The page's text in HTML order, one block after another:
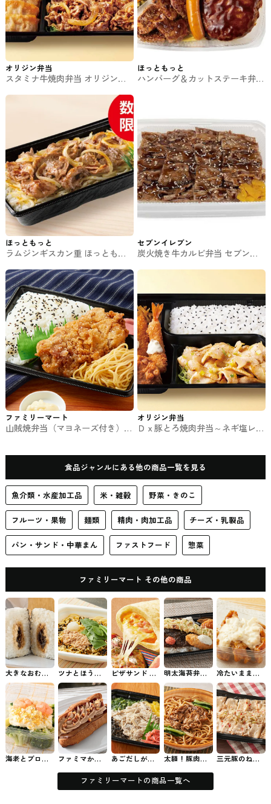
オリジン弁当
スタミナ牛焼肉弁当 オリジン弁
ほっともっと
ハンバーグ＆カットステーキ弁当
ほっともっと
ラムジンギスカン重 ほっともっ
セブンイレブン
炭火焼き牛カルビ弁当 セブンの
ファミリーマート
山賊焼弁当（マヨネーズ付き）
オリジン弁当
Ｄｘ豚とろ焼肉弁当～ネギ塩レモ
食品ジャンルにある他の商品一覧を見る
魚介類・水産加工品 米・雑穀 野菜・きのこ
フルーツ・果物 麺類 精肉・肉加工品 チーズ・乳製品
パン・サンド・中華まん ファストフード 惣菜
ファミリーマート その他の商品
大きなおむす
び 昆布とツナ
マヨネーズ フ
ァミマのおむ
ずび
ツナとほうれ
ん草の和風パ
スタ ファミマ
のパスタ
ピザサンド 極
旨クリーミー
イタリアーナ
味 ファミマの
パン・サンド
明太海苔弁当
ファミマのお
弁当
冷たいまま食
べるタルタル
チキン南蛮 フ
ァミマのチル
ド惣菜
海老とブロッ
コリーのタル
ファミマから
発売された濃
厚ショコラエ
クレア #コン
ビニスイーツ
あごだしが決
め手のさばほ
ぐしごはん フ
ァミマのお弁
太麺！豚肉と
小松菜の焦が
し醤油パスタ
ファミマのパ
スタ
三元豚のねぎ
塩カルビ重 フ
ファミリーマートの商品一覧へ